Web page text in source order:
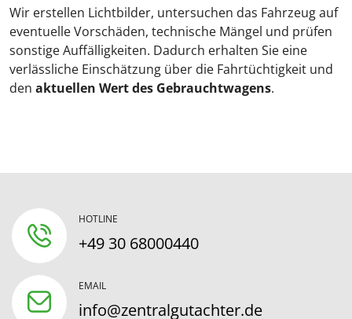
Wir erstellen Lichtbilder, untersuchen das Fahrzeug auf
eventuelle Vorschäden, technische Mängel und prüfen
sonstige Auffälligkeiten. Dadurch erhalten Sie eine
verlässliche Einschätzung über die Fahrtüchtigkeit und
den aktuellen Wert des Gebrauchtwagens.
HOTLINE
+49 30 68000440
EMAIL
info@zentralgutachter.de